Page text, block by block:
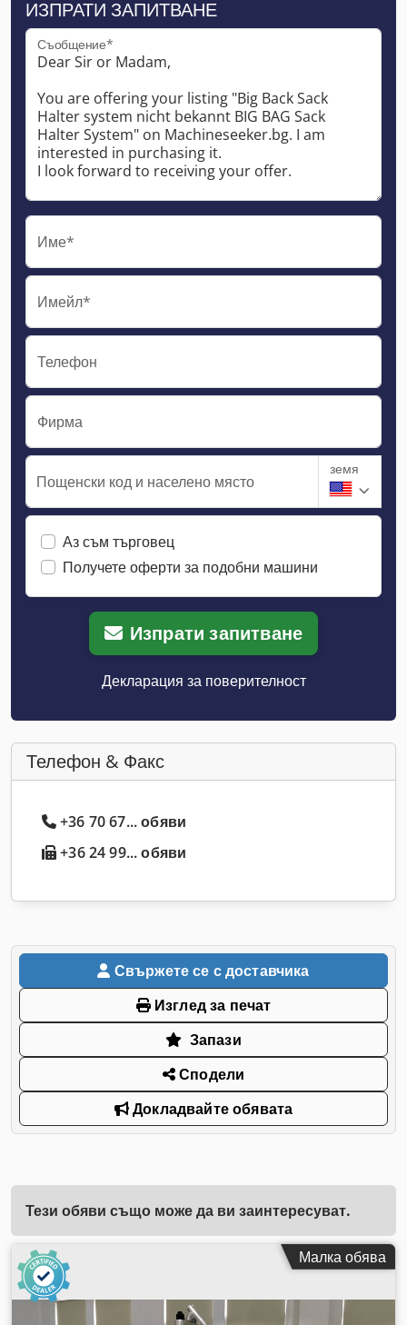
ИЗПРАТИ ЗАПИТВАНЕ
Съобщение*
Име*
Имейл*
Телефон
Фирма
Пощенски код и населено място
земя
Аз съм търговец
Получете оферти за подобни машини
Изпрати запитване
Декларация за поверителност
Телефон & Факс
+36 70 67... обяви
+36 24 99... обяви
Свържете се с доставчика
Изглед за печат
Запази
Сподели
Докладвайте обявата
Тези обяви също може да ви заинтересуват.
Малка обява